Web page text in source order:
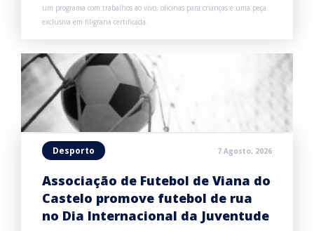
um programa com trabalhos ao vivo, oficinas para crianças e uma peça
exclusiva em filigrana certificada.
Desporto 7 Agosto, 2026
Associação de Futebol de Viana do
Castelo promove futebol de rua
no Dia Internacional da Juventude